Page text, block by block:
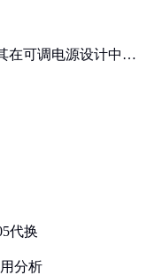
在可调电源设计中的
代换
分析